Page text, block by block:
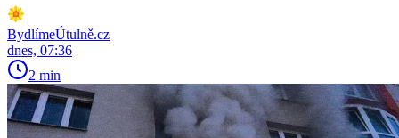
BydlímeÚtulně.cz
dnes, 07:36
2 min